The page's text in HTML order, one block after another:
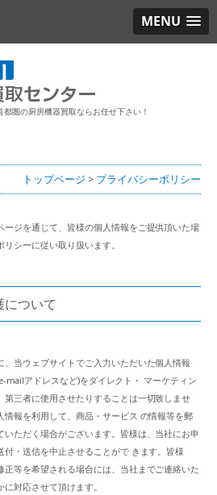
MENU
圏の厨房機器買取ならお任せ下さい！
トップページ > プライバシーポリシー
ジを通じて、皆様の個人情報をご提供頂いた場
シーに従い取り扱います。
について
当ウェブサイトでご入力いただいた個人情報
mailアドレスなど)をダイレクト・ マーケティン
第三者に使用させたりすることは一切致しませ
情報を利用して、商品・サービス の情報等を郵
ただく場合がございます。皆様は、当社にお申
付・送信を中止させることがで きます。皆様
等を希望される場合には、当社までご連絡いた
対応させて頂けます。